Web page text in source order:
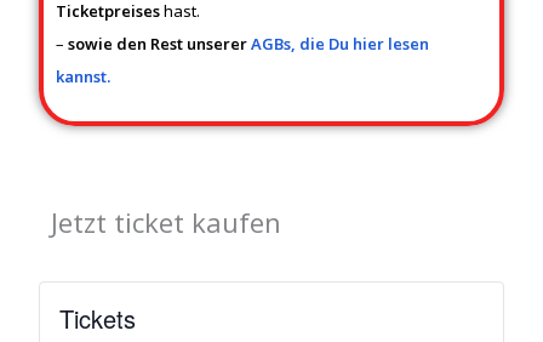
Ticketpreiseshast.
–sowie den Rest unsererAGBs, die Du hier lesen
kannst.
Jetzt ticket kaufen
Tickets